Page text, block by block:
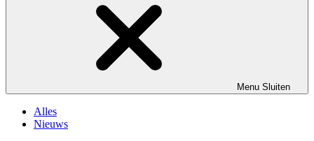
Menu Sluiten
Alles
Nieuws